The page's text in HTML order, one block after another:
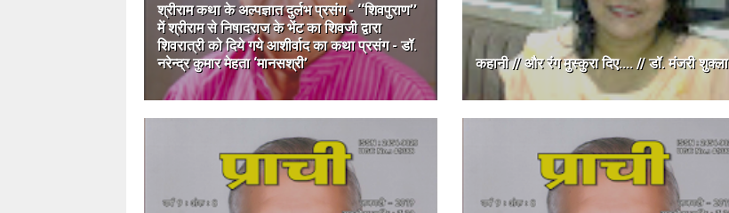
श्रीराम कथा के अल्पज्ञात दुर्लभ प्रसंग - ‘‘शिवपुराण’’
में श्रीराम से निषादराज के भेंट का शिवजी द्वारा
शिवरात्री को दिये गये आशीर्वाद का कथा प्रसंग - डॉ.
नरेन्द्र कुमार मेहता ‘मानसश्री’
कहानी // और रंग मुस्कुरा दिए.... // डॉ. मंजरी शुक्ला